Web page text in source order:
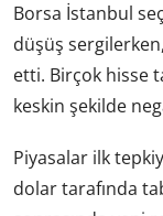
Borsa İstanbul
düşüş
etti. Birçok hisse
keskin şekilde
Piyasalar ilk
dolar tarafında